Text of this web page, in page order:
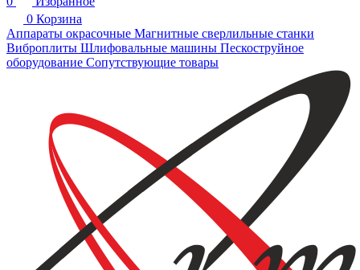
0 Корзина
Аппараты окрасочные Магнитные сверлильные станки
Виброплиты Шлифовальные машины Пескоструйное
оборудование Сопутствующие товары